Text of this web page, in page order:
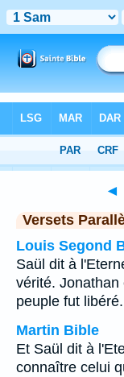
Chapitre 14 > Verset 41
◄
Versets
Louis Segond
Saül dit à
vérité.
peuple fut libéré.
Martin Bible
Et Saül dit à
connaître celui